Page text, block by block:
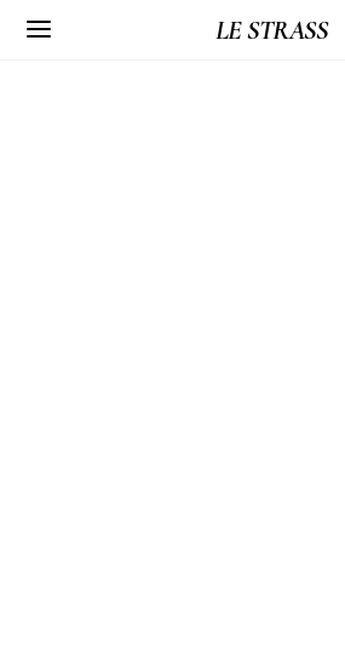
LE STRASS